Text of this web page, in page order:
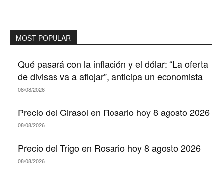
MOST POPULAR
Qué pasará con la inflación y el dólar: “La oferta
de divisas va a aflojar”, anticipa un economista
08/08/2026
Precio del Girasol en Rosario hoy 8 agosto 2026
08/08/2026
Precio del Trigo en Rosario hoy 8 agosto 2026
08/08/2026